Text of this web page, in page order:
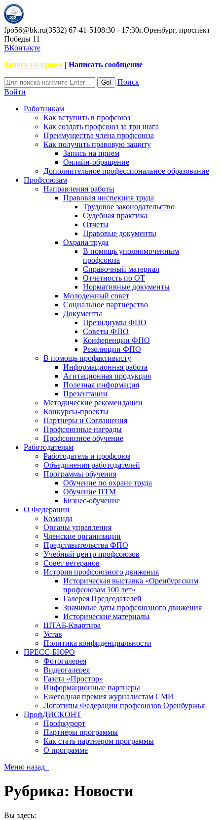
fpo56@bk.ru(3532) 67-41-5108:30 - 17:30г.Оренбург, проспект
Победы 11
ВКонтакте
Запись на прием | Написать сообщение
Поиск
Войти
Работникам
Как вступить в профсоюз
Как создать профсоюз за три шага
Преимущества члена профсоюза
Как получить правовую защиту
Запись на прием
Онлайн-обращение
Дополнительное профессиональное образование
Профсоюзам
Направления работы
Правовая инспекция труда
Трудовое законодательство
Судебная практика
Отчеты
Правовые документы
Охрана труда
В помощь уполномоченным
профсоюза
Справочный материал
Отчетность по ОТ
Нормативные документы
Молодежный совет
Социальное партнерство
Документы
Президиумы ФПО
Советы ФПО
Конференции ФПО
Резолюции ФПО
В помощь профактивисту
Информационная работа
Агитационная продукция
Полезная информация
Презентации
Методические рекомендации
Конкурсы-проекты
Партнеры и Соглашения
Профсоюзные награды
Профсоюзное обучение
Работодателям
Работодатель и профсоюз
Объединения работодателей
Программы обучения
Обучение по охране труда
Обучение ПТМ
Бизнес-обучение
О Федерации
Команда
Органы управления
Членские организации
Представительства ФПО
Учебный центр профсоюзов
Совет ветеранов
История профсоюзного движения
Историческая выставка «Оренбургским
профсоюзам 100 лет»
Галерея Председателей
Значимые даты профсоюзного движения
Исторические материалы
ШТАБ-Квартира
Устав
Политика конфиденциальности
ПРЕСС-БЮРО
Фотогалерея
Видеогалерея
Газета «Простор»
Информационные партнеры
Ежегодная премия журналистам СМИ
Логотипы Федерации профсоюзов Оренбуржья
ПрофДИСКОНТ
Профкурорт
Партнеры программы
Как стать партнером программы
О программе
Меню назад
Рубрика: Новости
Вы здесь: